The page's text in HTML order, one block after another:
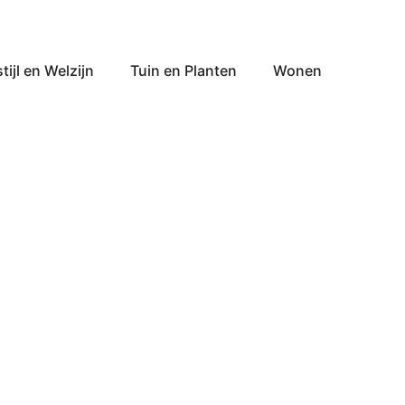
en Welzijn Tuin en Planten Wonen